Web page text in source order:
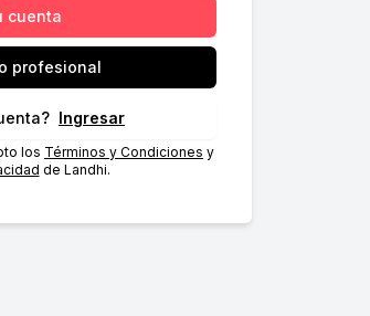
cuenta
profesional
Ingresar
los Términos y Condiciones y
de Landhi.